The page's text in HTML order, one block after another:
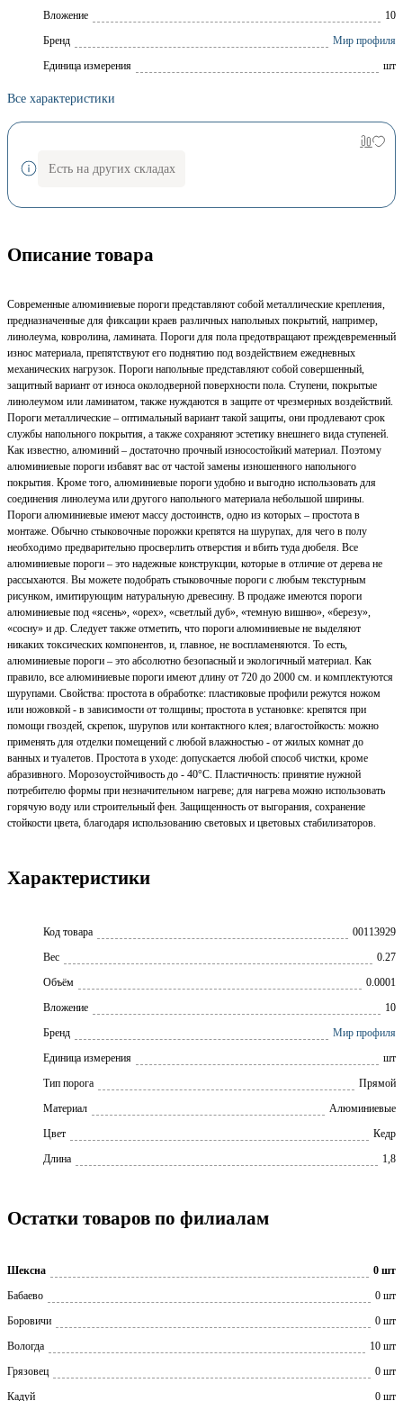
Вложение
10
Брeнд
Мир профиля
Единица измерения
шт
Все характеристики
Есть на других складах
Описание товара
Современные алюминиевые пороги представляют собой металлические крепления,
предназначенные для фиксации краев различных напольных покрытий, например,
линолеума, ковролина, ламината. Пороги для пола предотвращают преждевременный
износ материала, препятствуют его поднятию под воздействием ежедневных
механических нагрузок. Пороги напольные представляют собой совершенный,
защитный вариант от износа околодверной поверхности пола. Ступени, покрытые
линолеумом или ламинатом, также нуждаются в защите от чрезмерных воздействий.
Пороги металлические – оптимальный вариант такой защиты, они продлевают срок
службы напольного покрытия, а также сохраняют эстетику внешнего вида ступеней.
Как известно, алюминий – достаточно прочный износостойкий материал. Поэтому
алюминиевые пороги избавят вас от частой замены изношенного напольного
покрытия. Кроме того, алюминиевые пороги удобно и выгодно использовать для
соединения линолеума или другого напольного материала небольшой ширины.
Пороги алюминиевые имеют массу достоинств, одно из которых – простота в
монтаже. Обычно стыковочные порожки крепятся на шурупах, для чего в полу
необходимо предварительно просверлить отверстия и вбить туда дюбеля. Все
алюминиевые пороги – это надежные конструкции, которые в отличие от дерева не
рассыхаются. Вы можете подобрать стыковочные пороги с любым текстурным
рисунком, имитирующим натуральную древесину. В продаже имеются пороги
алюминиевые под «ясень», «орех», «светлый дуб», «темную вишню», «березу»,
«сосну» и др. Следует также отметить, что пороги алюминиевые не выделяют
никаких токсических компонентов, и, главное, не воспламеняются. То есть,
алюминиевые пороги – это абсолютно безопасный и экологичный материал. Как
правило, все алюминиевые пороги имеют длину от 720 до 2000 см. и комплектуются
шурупами. Свойства: простота в обработке: пластиковые профили режутся ножом
или ножовкой - в зависимости от толщины; простота в установке: крепятся при
помощи гвоздей, скрепок, шурупов или контактного клея; влагостойкость: можно
применять для отделки помещений с любой влажностью - от жилых комнат до
ванных и туалетов. Простота в уходе: допускается любой способ чистки, кроме
абразивного. Морозоустойчивость до - 40°С. Пластичность: принятие нужной
потребителю формы при незначительном нагреве; для нагрева можно использовать
горячую воду или строительный фен. Защищенность от выгорания, сохранение
стойкости цвета, благодаря использованию световых и цветовых стабилизаторов.
Характеристики
Код товара
00113929
Вес
0.27
Объём
0.0001
Вложение
10
Бренд
Мир профиля
Единица измерения
шт
Тип порога
Прямой
Материал
Алюминиевые
Цвет
Кедр
Длина
1,8
Остатки товаров по филиалам
Шексна
0 шт
Бабаево
0 шт
Боровичи
0 шт
Вологда
10 шт
Грязовец
0 шт
Кадуй
0 шт